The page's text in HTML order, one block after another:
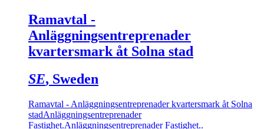
Ramavtal -
Anläggningsentreprenader
kvartersmark åt Solna stad
SE, Sweden
Ramavtal - Anläggningsentreprenader kvartersmark åt Solna
stadAnläggningsentreprenader
Fastighet.Anläggningsentreprenader Fastighet..